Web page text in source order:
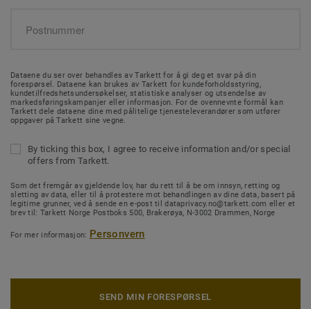
Dataene du ser over behandles av Tarkett for å gi deg et svar på din
forespørsel. Dataene kan brukes av Tarkett for kundeforholdsstyring,
kundetilfredshetsundersøkelser, statistiske analyser og utsendelse av
markedsføringskampanjer eller informasjon. For de ovennevnte formål kan
Tarkett dele dataene dine med pålitelige tjenesteleverandører som utfører
oppgaver på Tarkett sine vegne.
By ticking this box, I agree to receive information and/or special
offers from Tarkett.
Som det fremgår av gjeldende lov, har du rett til å be om innsyn, retting og
sletting av data, eller til å protestere mot behandlingen av dine data, basert på
legitime grunner, ved å sende en e-post til dataprivacy.no@tarkett.com eller et
brev til: Tarkett Norge Postboks 500, Brakerøya, N-3002 Drammen, Norge
For mer informasjon: Personvern
SEND MIN FORESPØRSEL